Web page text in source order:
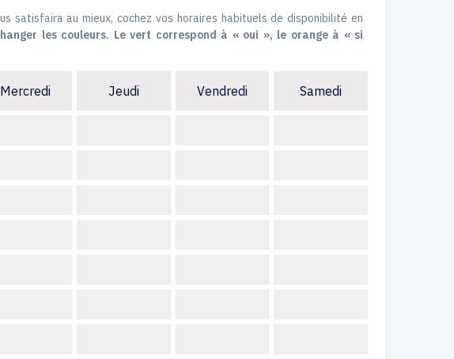
satisfaira au mieux, cochez vos horaires habituels de disponibilité en
les couleurs. Le vert correspond à « oui », le orange à « si
Mercredi Jeudi Vendredi Samedi